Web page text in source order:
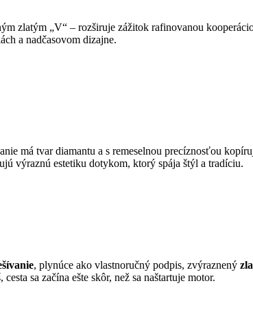
zlatým „V“ – rozširuje zážitok rafinovanou
a nadčasovom dizajne.
má tvar diamantu a s remeselnou precíznosťou
výraznú estetiku dotykom, ktorý spája štýl a tradíciu.
, plynúce ako vlastnoručný podpis, zvýraznený
sa začína ešte skôr, než sa naštartuje motor.